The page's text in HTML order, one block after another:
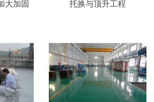
大加固 托换与顶升工程